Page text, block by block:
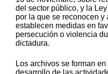
del sector público, y la
por la que se reconocen
establecen medidas en
persecución o violencia
dictadura.
Los archivos se forman